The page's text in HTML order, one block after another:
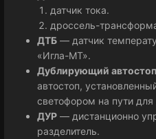
датчик тока.
дроссель-
ДТБ — датчик
«Игла-МТ».
Дублирующий автостоп
автостоп,
светофором на пути для
ДУР — дистанционно
разделитель.